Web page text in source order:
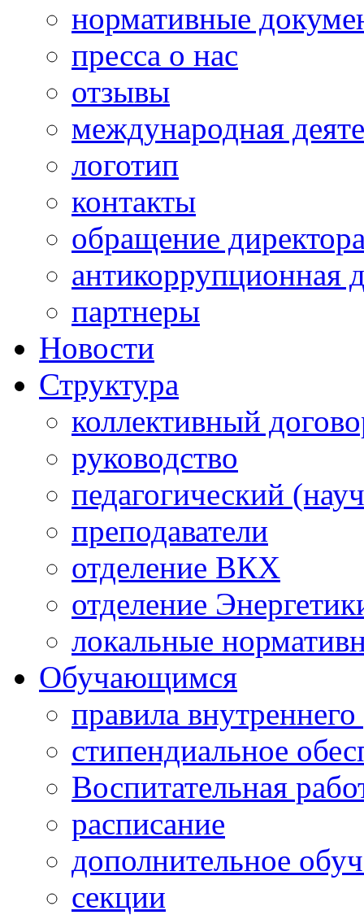
нормативные
пресса о нас
отзывы
международная
логотип
контакты
обращение
антикоррупционная
партнеры
Новости
Структура
коллективный
руководство
педагогический
преподаватели
отделение ВКХ
отделение
локальные
Обучающимся
правила
стипендиальное
Воспитательная
расписание
дополнительное
секции